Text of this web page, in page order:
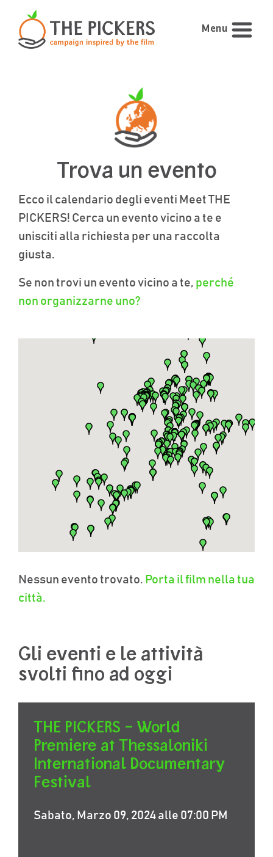
Menu
Trova un evento
Ecco il calendario degli eventi Meet THE
PICKERS! Cerca un evento vicino a te e
unisciti alla richiesta per una raccolta
giusta.
Se non trovi un evento vicino a te, perché
non organizzarne uno?
Nessun evento trovato. Porta il film nella tua
città.
Gli eventi e le attività
svolti fino ad oggi
THE PICKERS – World
Premiere at Thessaloniki
International Documentary
Festival
Sabato, Marzo 09, 2024 alle 07:00 PM